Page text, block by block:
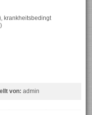
krankheitsbedingt
von: admin